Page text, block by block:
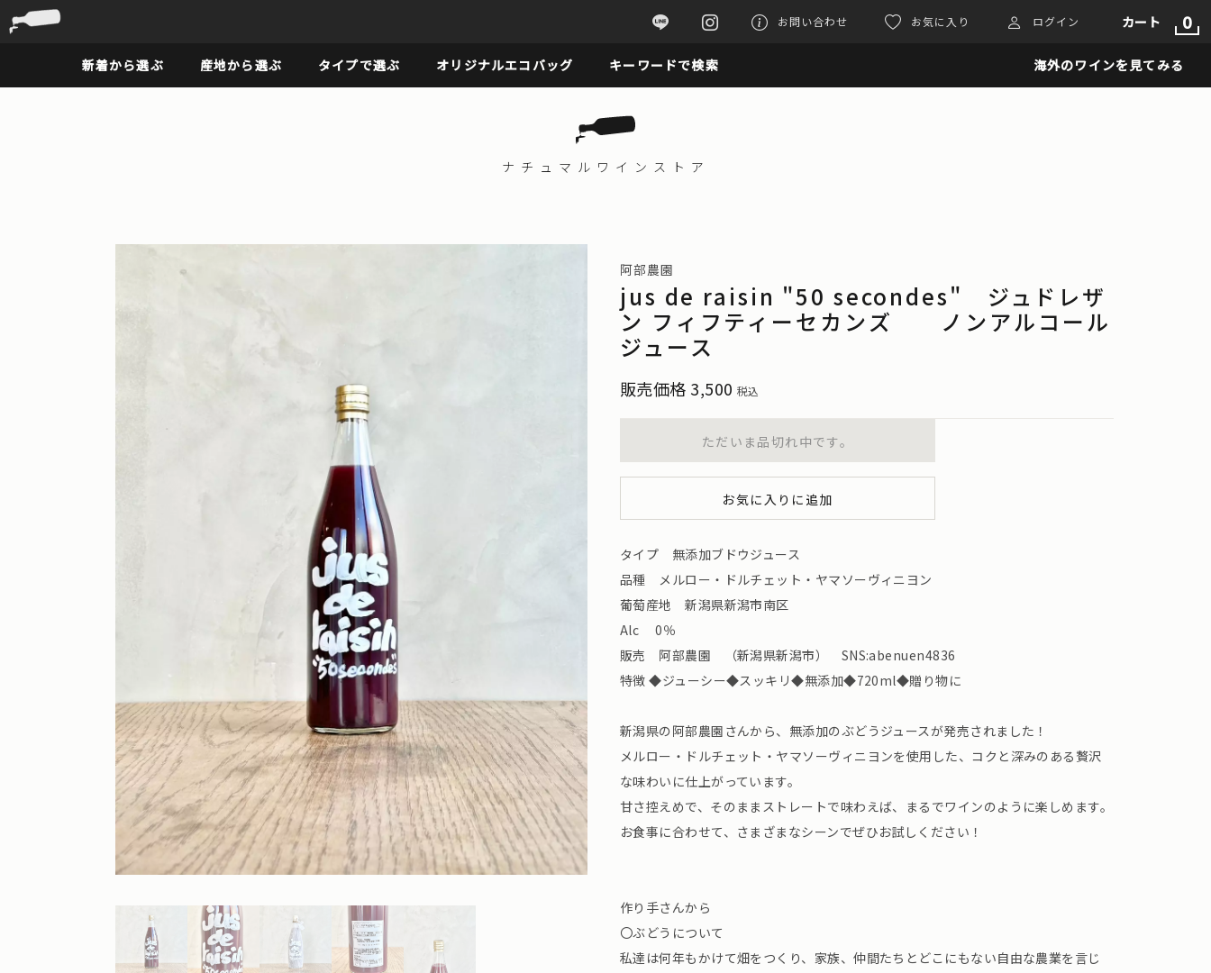
お問い合わせ お気に入り ログイン カート 0
新着から選ぶ 産地から選ぶ タイプで選ぶ オリジナルエコバッグ キーワードで検索 海外のワインを見てみる
ナチュマル ワインストア
阿部農園
jus de raisin "50 secondes" ジュドレザ
ン フィフティーセカンズ ノンアルコール
ジュース
販売価格 3,500 税込
ただいま品切れ中です。
お気に入りに追加
タイプ 無添加ブドウジュース
品種 メルロー・ドルチェット・ヤマソーヴィニヨン
葡萄産地 新潟県新潟市南区
Alc 0％
販売 阿部農園 （新潟県新潟市） SNS:abenuen4836
特徴 ◆ジューシー◆スッキリ◆無添加◆720ml◆贈り物に
新潟県の阿部農園さんから、無添加のぶどうジュースが発売されました！
メルロー・ドルチェット・ヤマソーヴィニヨンを使用した、コクと深みのある贅沢
な味わいに仕上がっています。
甘さ控えめで、そのままストレートで味わえば、まるでワインのように楽しめます。
お食事に合わせて、さまざまなシーンでぜひお試しください！
作り手さんから
〇ぶどうについて
私達は何年もかけて畑をつくり、家族、仲間たちとどこにもない自由な農業を言じ